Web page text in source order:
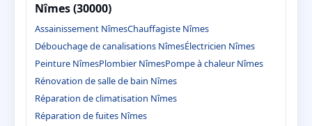
Nîmes (30000)
Assainissement NîmesChauffagiste Nîmes
Débouchage de canalisations NîmesÉlectricien Nîmes
Peinture NîmesPlombier NîmesPompe à chaleur Nîmes
Rénovation de salle de bain Nîmes
Réparation de climatisation Nîmes
Réparation de fuites Nîmes